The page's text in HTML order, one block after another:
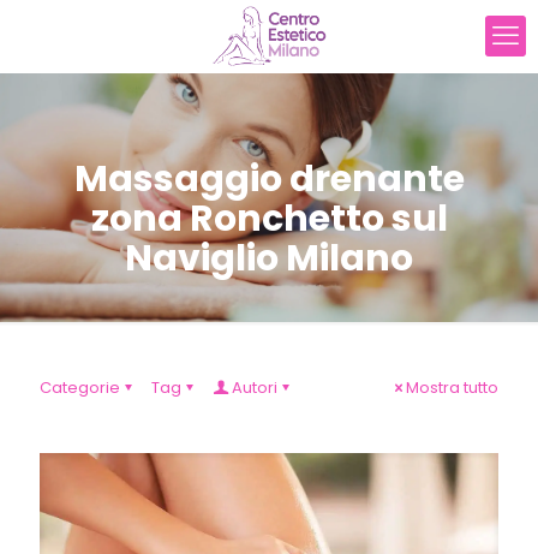
Massaggio drenante
zona Ronchetto sul
Naviglio Milano
Categorie Tag Autori Mostra tutto